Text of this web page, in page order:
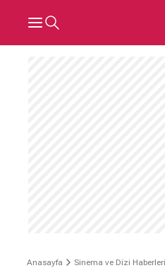
Anasayfa Sinema ve Dizi Haberleri